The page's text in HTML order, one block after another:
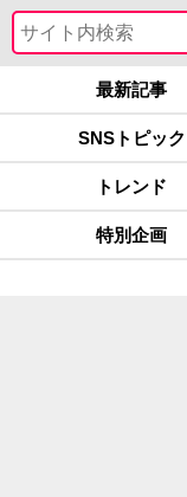
最新記事
SNSトピック
トレンド
特別企画